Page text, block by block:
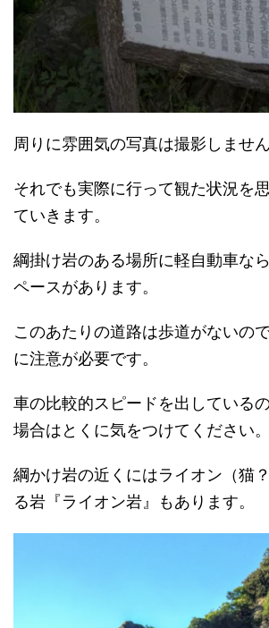
周りに雰囲気の写真は撮影しませ
それでも実際に行って観た状況を
ていきます。
綱掛け岩のある場所に軽自動車な
ペースがあります。
このあたりの道路は歩道がないの
に注意が必要です。
車の比較的スピードを出している
場合はとくに気をつけてください。
綱かけ岩の近くにはライオン（猫
る岩『ライオン岩』もあります。